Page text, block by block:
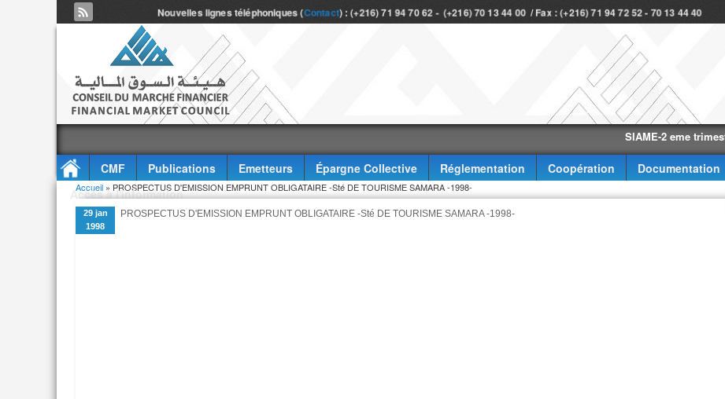
Nouvelles lignes téléphoniques (Contact) : (+216) 71 94 70 62 - (+216) 70 13 44 00 / Fax : (+216) 71 94 72 52 - 70 13 44 40
SIAME-2 eme trimestre-2026
CMF Publications Emetteurs Épargne Collective Réglementation Coopération Documentation
Accès à l'information
Vous êtes ici
Accueil » PROSPECTUS D'EMISSION EMPRUNT OBLIGATAIRE -Sté DE TOURISME SAMARA -1998-
29 jan
1998
PROSPECTUS D'EMISSION EMPRUNT OBLIGATAIRE -Sté DE TOURISME SAMARA -1998-